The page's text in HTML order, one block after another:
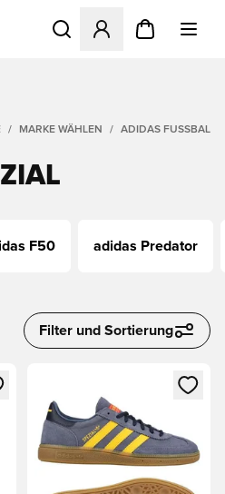
Öffnet ein neues Fenster
MARKE WÄHLEN ADIDAS
F50 adidas Predator
Filter und Sortierung
zum Anmelden oder Registrieren
Öffnet ein neues Fenster